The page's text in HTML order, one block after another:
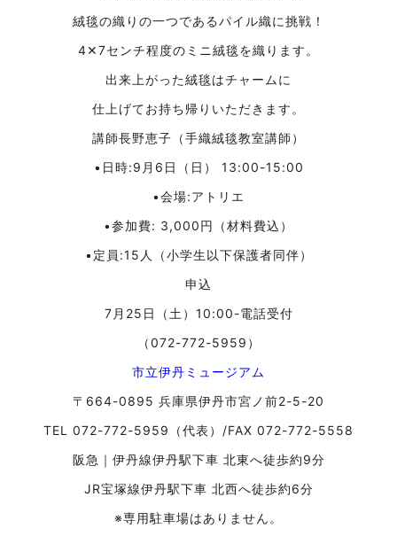
絨毯の織りの一つであるパイル織に挑戦！
4✕7センチ程度のミニ絨毯を織ります。
出来上がった絨毯はチャームに
仕上げてお持ち帰りいただきます。
講師長野恵子（手織絨毯教室講師）
•日時:9月6日（日） 13:00-15:00
•会場:アトリエ
•参加費: 3,000円（材料費込）
•定員:15人（小学生以下保護者同伴）
申込
7月25日（土）10:00-電話受付
（072-772-5959）
市立伊丹ミュージアム
〒664-0895 兵庫県伊丹市宮ノ前2-5-20
TEL 072-772-5959（代表）/FAX 072-772-5558
阪急｜伊丹線伊丹駅下車 北東へ徒歩約9分
JR宝塚線伊丹駅下車 北西へ徒歩約6分
※専用駐車場はありません。